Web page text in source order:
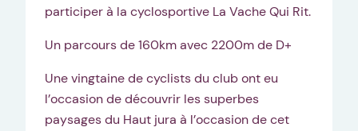
participer à la cyclosportive La Vache Qui Rit.
Un parcours de 160km avec 2200m de D+
Une vingtaine de cyclists du club ont eu
l’occasion de découvrir les superbes
paysages du Haut jura à l’occasion de cet